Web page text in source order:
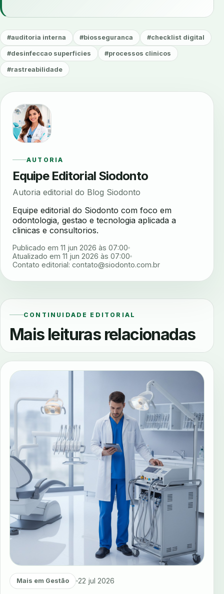
#auditoria interna #biosseguranca #checklist digital
#desinfeccao superficies #processos clinicos
#rastreabilidade
AUTORIA
Equipe Editorial Siodonto
Autoria editorial do Blog Siodonto
Equipe editorial do Siodonto com foco em
odontologia, gestao e tecnologia aplicada a
clinicas e consultorios.
Publicado em 11 jun 2026 às 07:00
Atualizado em 11 jun 2026 às 07:00
Contato editorial: contato@siodonto.com.br
CONTINUIDADE EDITORIAL
Mais leituras relacionadas
Mais em Gestão 22 jul 2026